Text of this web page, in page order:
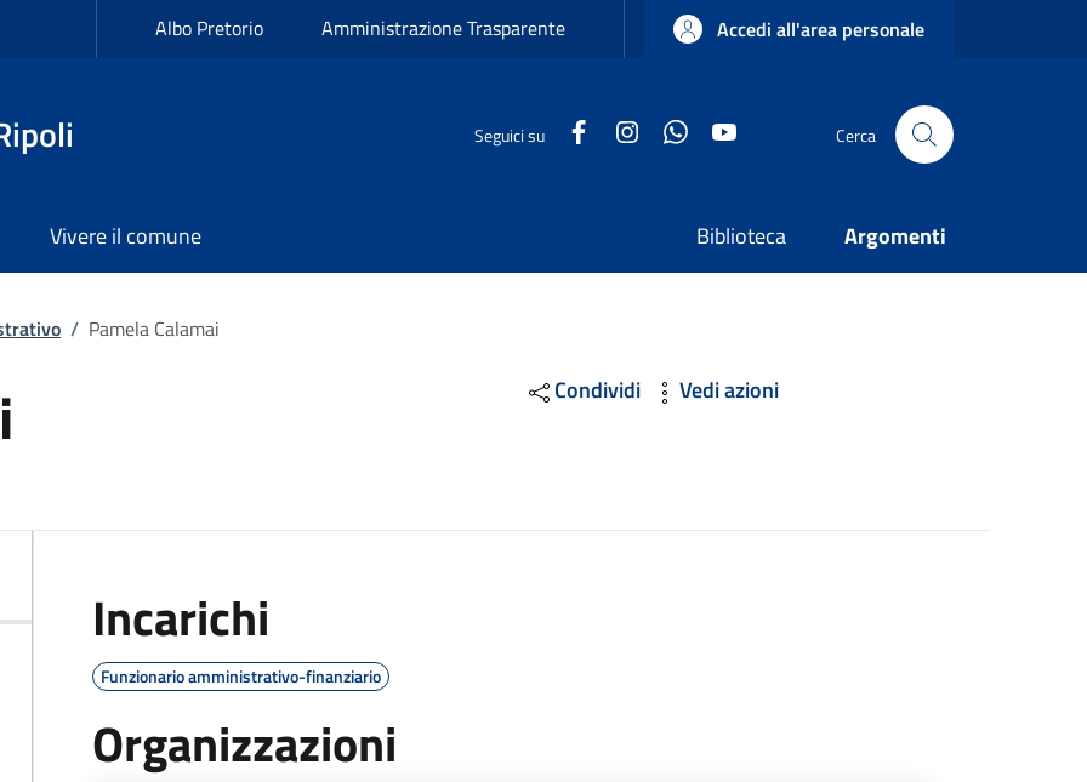
Albo Pretorio Amministrazione Trasparente Accedi all'area personale
Seguici su FacebookInstagramWhatsApp Cerca
Vivere il comune Biblioteca Argomenti
/ Pamela Calamai
Condividi Vedi azioni
Incarichi
Funzionario amministrativo-finanziario
Organizzazioni